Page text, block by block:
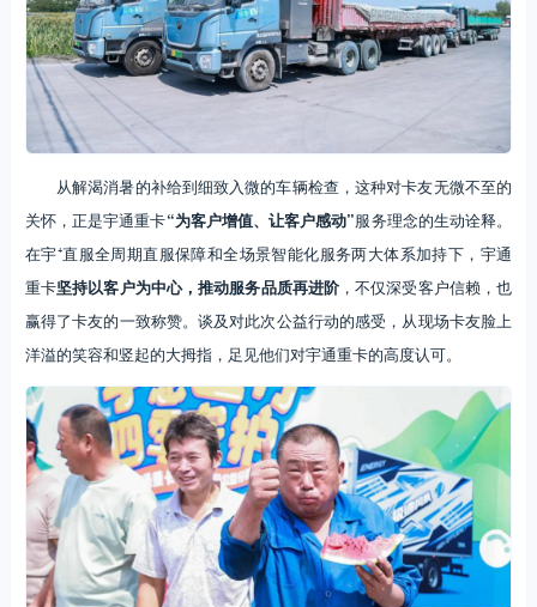
从解渴消暑的补给到细致入微的车辆检查，这种对卡友无微不至的
关怀，正是宇通重卡“为客户增值、让客户感动”服务理念的生动诠释。
在宇⁺直服全周期直服保障和全场景智能化服务两大体系加持下，宇通
重卡坚持以客户为中心，推动服务品质再进阶 ，不仅深受客户信赖，也
赢得了卡友的一致称赞。谈及对此次公益行动的感受，从现场卡友脸上
洋溢的笑容和竖起的大拇指，足见他们对宇通重卡的高度认可。